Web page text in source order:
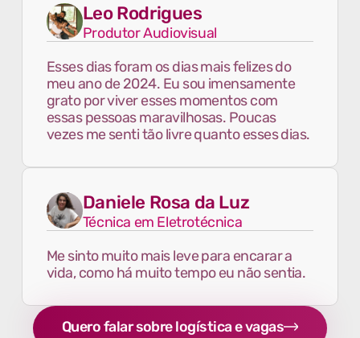
Leo Rodrigues
Produtor Audiovisual
Esses dias foram os dias mais felizes do
meu ano de 2024. Eu sou imensamente
grato por viver esses momentos com
essas pessoas maravilhosas. Poucas
vezes me senti tão livre quanto esses dias.
Daniele Rosa da Luz
Técnica em Eletrotécnica
Me sinto muito mais leve para encarar a
vida, como há muito tempo eu não sentia.
Quero falar sobre logística e vagas